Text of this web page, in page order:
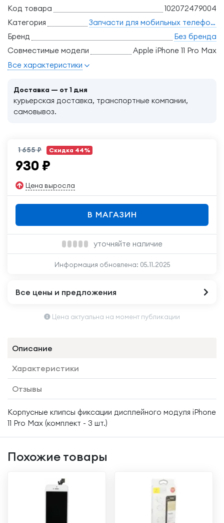
Код товара
102072479004
Категория
Запчасти для мобильных телефонов
Бренд
Без бренда
Совместимые модели
Apple iPhone 11 Pro Max
Все характеристики
Доставка — от 1 дня
курьерская доставка, транспортные компании,
самовывоз.
1 655 ₽ Скидка 44%
930 ₽
Цена выросла
В МАГАЗИН
уточняйте наличие
Информация обновлена: 05.11.2025
Все цены и предложения
Цена актуальна на момент публикации
Описание
Характеристики
Отзывы
Корпусные клипсы фиксации дисплейного модуля iPhone
11 Pro Max (комплект - 3 шт.)
Похожие товары